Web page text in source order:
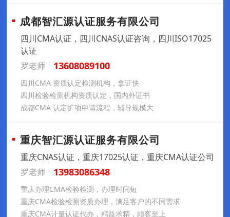
成都智汇源认证服务有限公司
四川CMA认证，四川CNAS认证咨询，四川ISO17025
认证
罗老师
13608089100
四川CMA 资质认定检测机构，拿证快
四川检验检测机构资质认定，国内外证书
成都CMA 认定扩项申请流程，辅导规模大
重庆智汇源认证服务有限公司
重庆CNAS认证，重庆17025认证，重庆CMA认证公司
罗老师
13983086348
重庆办理CMA检验检测，办理时间短
重庆CMA检验检测资质办理，满足客户的不同需求
重庆CMA计量认证代办，精益求精，顾客至上